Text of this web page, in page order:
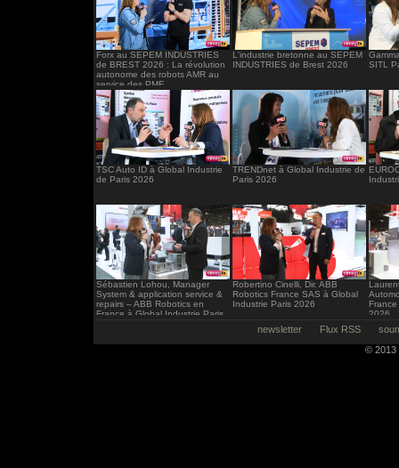
Forx au SEPEM INDUSTRIES
de BREST 2026 : La révolution
autonome des robots AMR au
service des PME
L'industrie bretonne au SEPEM
INDUSTRIES de Brest 2026
SITL
TSC Auto ID à Global Industrie
de Paris 2026
TRENDnet à Global Industrie de
Paris 2026
Sébastien Lohou, Manager
System & application service &
repairs – ABB Robotics en
France à Global Industrie Paris
Robertino Cinelli, Dir. ABB
Robotics France SAS à Global
Industrie Paris 2026
2026
newsletter Flux RSS
© 2013